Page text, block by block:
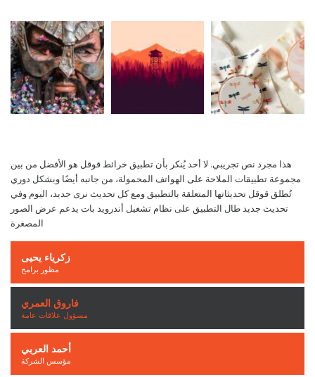
هذا مجرد نص تجريبي. لا أحد يُنكر بأن تطبيق خرائط قوقل هو الأفضل من بين
مجموعة تطبيقات الملاحة على الهواتف المحمولة، من جانبه أيضًا وبشكل دوري
تُطلق قوقل تحديثاتها المتعلقة بالتطبيق ومع كل تحديث نرى جديد، اليوم وفي
تحديث جديد طال التطبيق على نظام تشغيل أندرويد بات يدعم عرض الصور
المصغرة
زكرياء يحيى
مطور برامج
فاروق العمري
مسؤول علاقات عامة
أحمد العربي
مؤسس الشركة